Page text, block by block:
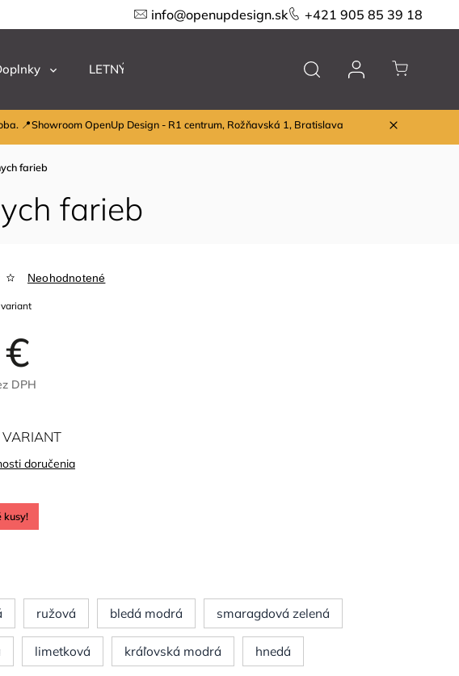
info@openupdesign.sk +421 905 85 39 18
LETNÝ VÝPREDAJ Značky
📍Showroom OpenUp Design - R1 centrum, Rožňavská 1, Bratislava
farieb
farieb
Neohodnotené
DPH
kusy!
ružová bledá modrá smaragdová zelená
limetková kráľovská modrá hnedá
doručenia